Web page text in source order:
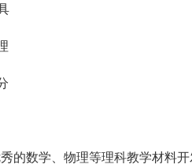
的数学、物理等理科教学材料开